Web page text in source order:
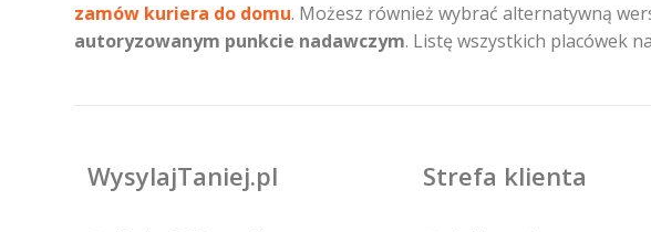
zamów kuriera do domu. Możesz również wybrać alternatywną
autoryzowanym punkcie nadawczym. Listę wszystkich placówek
WysylajTaniej.pl Strefa klienta